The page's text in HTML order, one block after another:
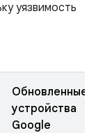
уязвимость
Обновленные
устройства
Google